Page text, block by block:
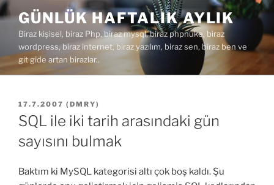
İçeriğe
geç
GÜNLÜK HAFTALIK AYLIK
Biraz kişisel, biraz Php, biraz mysql, biraz phpnuke, biraz
wordpress, biraz internet, biraz yazılım, biraz sen, biraz ben ve
git gide artan birazlar..
YAYIM
TARIHI
17.7.2007 ( DMRY)
SQL ile iki tarih arasındaki gün
sayısını bulmak
Baktım ki MySQL kategorisi altı çok boş kaldı. Şu